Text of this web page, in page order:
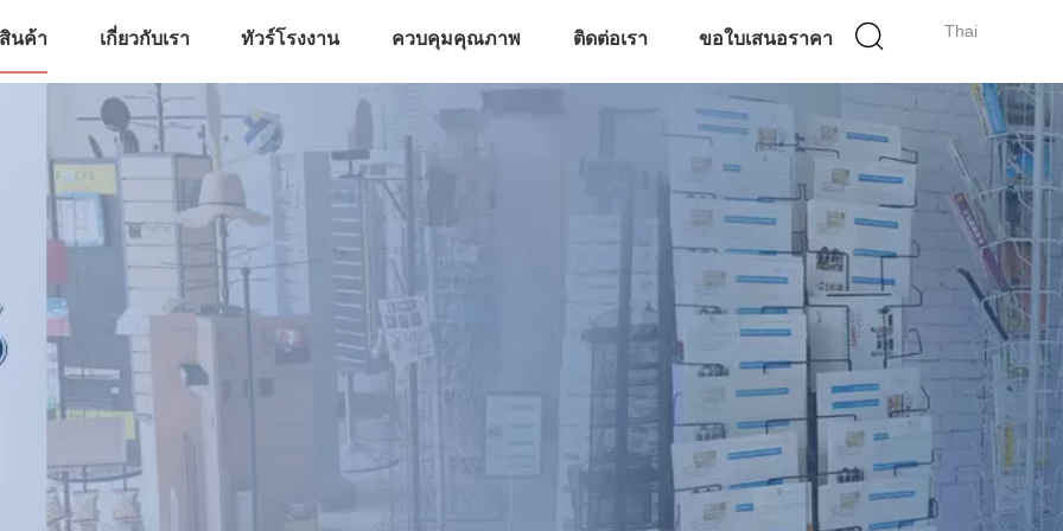
Thai
สินค้า เกี่ยวกับเรา ทัวร์โรงงาน ควบคุมคุณภาพ ติดต่อเรา ขอใบเสนอราคา